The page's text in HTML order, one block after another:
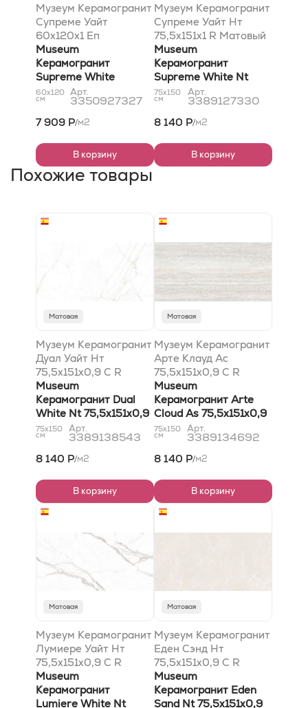
Музеум Керамогранит
Супреме Уайт
60x120x1 Еп
Полированный
Museum
Керамогранит
Supreme White
60x120x1 Ep Polished
60x120
см
Арт.
3350927327
7 909 Р/м2
В корзину
Музеум Керамогранит
Супреме Уайт Нт
75,5x151x1 R Матовый
Museum
Керамогранит
Supreme White Nt
75,5x151x1 R Natural
75x150
см
Арт.
3389127330
8 140 Р/м2
В корзину
Похожие товары
Матовая
Музеум Керамогранит
Дуал Уайт Нт
75,5x151x0,9 C R
Матовый R10
Museum
Керамогранит Dual
White Nt 75,5x151x0,9
C R Natural R10
75x150
см
Арт.
3389138543
8 140 Р/м2
В корзину
Матовая
Музеум Керамогранит
Арте Клауд Ас
75,5x151x0,9 C R
Анти-Слип софт R11
Museum
Керамогранит Arte
Cloud As 75,5x151x0,9
C R Anti-Slip Soft R11
75x150
см
Арт.
3389134692
8 140 Р/м2
В корзину
Матовая
Музеум Керамогранит
Лумиере Уайт Нт
75,5x151x0,9 C R
Матовый
Museum
Керамогранит
Lumiere White Nt
Матовая
Музеум Керамогранит
Еден Сэнд Нт
75,5x151x0,9 C R
Матовый
Museum
Керамогранит Eden
Sand Nt 75,5x151x0,9